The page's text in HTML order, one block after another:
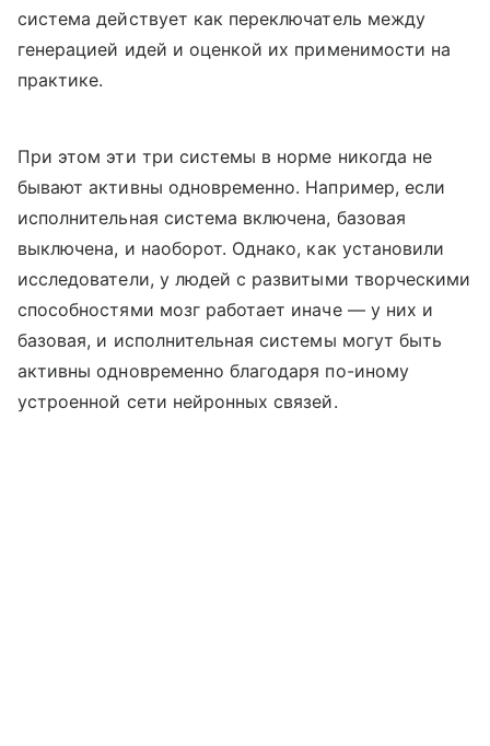
система действует как переключатель между
генерацией идей и оценкой их применимости на
практике.
При этом эти три системы в норме никогда не
бывают активны одновременно. Например, если
исполнительная система включена, базовая
выключена, и наоборот. Однако, как установили
исследователи, у людей с развитыми творческими
способностями мозг работает иначе — у них и
базовая, и исполнительная системы могут быть
активны одновременно благодаря по-иному
устроенной сети нейронных связей.